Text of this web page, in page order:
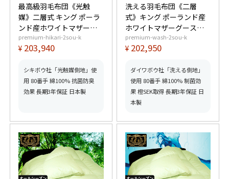
最高級羽毛布団《光触
媒》二層式 キング ポーラ
ンド産ホワイトマザーグ
ースダウン95% (440dp以
上) 羽毛量2.2kg 【6つ星
得】【グッドふとんマー
ク取得】
premium-hikari-2sou-k
¥ 203,940
シキボウ社「光触媒側地」使
用 80番手 綿100% 抗菌防臭
効果 長期3年保証 日本製
洗える羽毛布団《二層
式》キング ポーランド産
ホワイトマザーグースダ
ウン95% (440dp以上) 羽
毛量2.2kg 【6つ星プレミ
ッドふとんマーク取得】
premium-wash-2sou-k
¥ 202,950
ダイワボウ社「洗える側地」
使用 80番手 綿100% 制菌効
果 橙SEK取得 長期3年保証 日
本製